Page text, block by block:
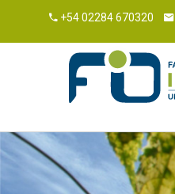
Estudiantes
Carreras
+54 02284 670320